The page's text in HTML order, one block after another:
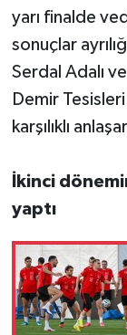
yarı finalde
sonuçlar
Serdal Adalı
Demir
karşılıklı
İkinci
yaptı